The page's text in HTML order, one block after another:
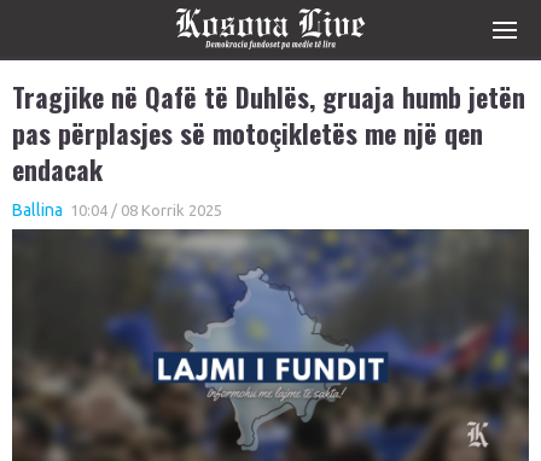
Tragjike në Qafë të Duhlës, gruaja humb jetën
pas përplasjes së motoçikletës me një qen
endacak
Ballina 10:04 / 08 Korrik 2025